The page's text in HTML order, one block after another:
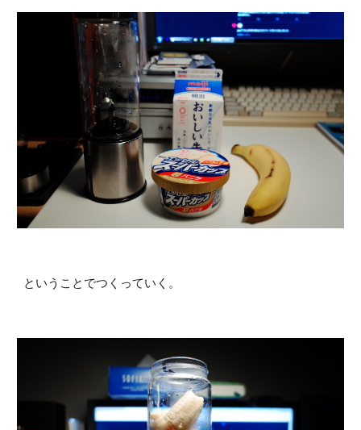
ということでつくっていく。